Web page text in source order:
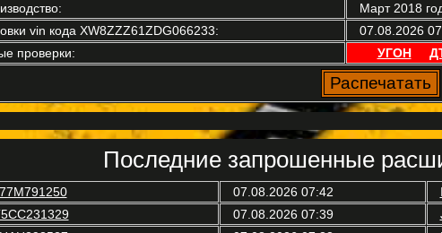
Март 2018
vin кода XW8ZZZ61ZDG066233:
07.08.2026
проверки:
УГОН
Последние запрошенные
07.08.2026 07:42
07.08.2026 07:39